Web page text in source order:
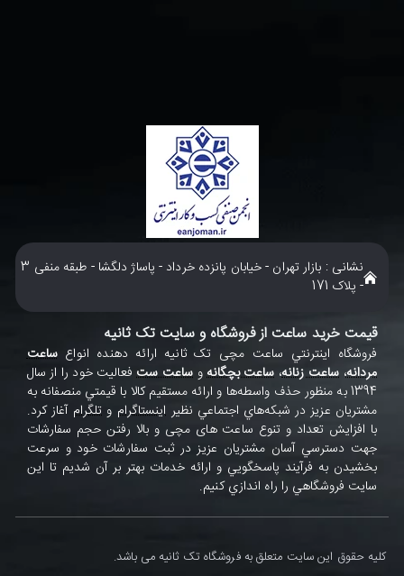
نشانی : بازار تهران - خیابان پانزده خرداد - پاساژ دلگشا - طبقه منفی 3
- پلاک 171
قیمت خرید ساعت از فروشگاه و سایت تک ثانیه
فروشگاه اينترنتي ساعت مچی تک ثانيه ارائه دهنده انواعساعت
مردانه، ساعت زنانه، ساعت بچگانهو ساعت ستفعاليت خود را از سال
1394 به منظور حذف واسطه‌ها و ارائه مستقيم کالا با قيمتي منصفانه به
مشتريان عزيز در شبکه‌هاي اجتماعي نظير اينستاگرام و تلگرام آغاز کرد.
با افزايش تعداد و تنوع ساعت های مچی و بالا رفتن حجم سفارشات
جهت دسترسي آسان مشتريان عزيز در ثبت سفارشات خود و سرعت
بخشيدن به فرآيند پاسخگويي و ارائه خدمات بهتر بر آن شديم تا اين
سايت فروشگاهي را راه اندازي کنيم.
کلیه حقوق این سایت متعلق به فروشگاه تک ثانیه می باشد.